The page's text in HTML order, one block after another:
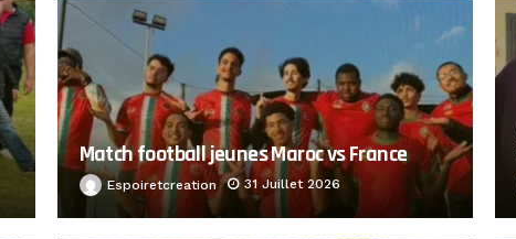
Match football jeunes Maroc vs France
Espoiretcreation 31 Juillet 2026